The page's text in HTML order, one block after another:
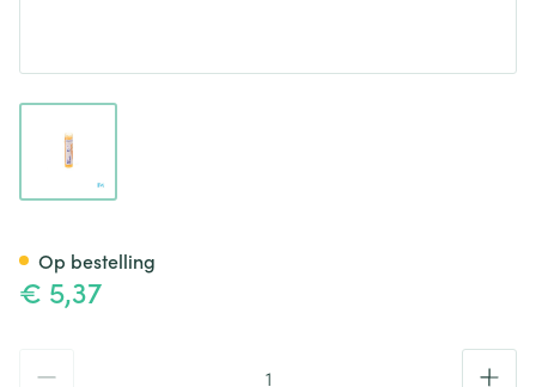
€ 5,37
Op bestelling